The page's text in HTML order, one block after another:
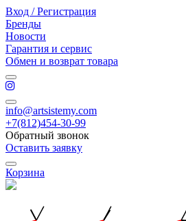
Вход / Регистрация
Бренды
Новости
Гарантия и сервис
Обмен и возврат товара
info@artsistemy.com
+7(812)454-30-99
Обратный звонок
Оставить заявку
Корзина